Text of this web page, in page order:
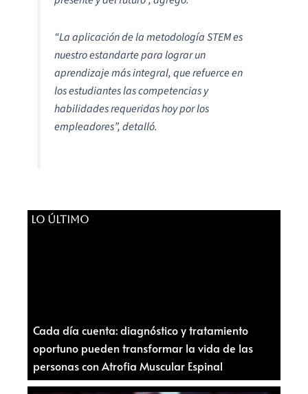
“La aplicación de la metodología STEM es
nuestro estandarte para lograr un
aprendizaje más integral, que refuerce en
los estudiantes las competencias y
habilidades requeridas hoy por los
empleadores”, detalló.
LO ÚLTIMO
Cada día cuenta: diagnóstico y tratamiento
oportuno pueden transformar la vida de las
personas con Atrofia Muscular Espinal